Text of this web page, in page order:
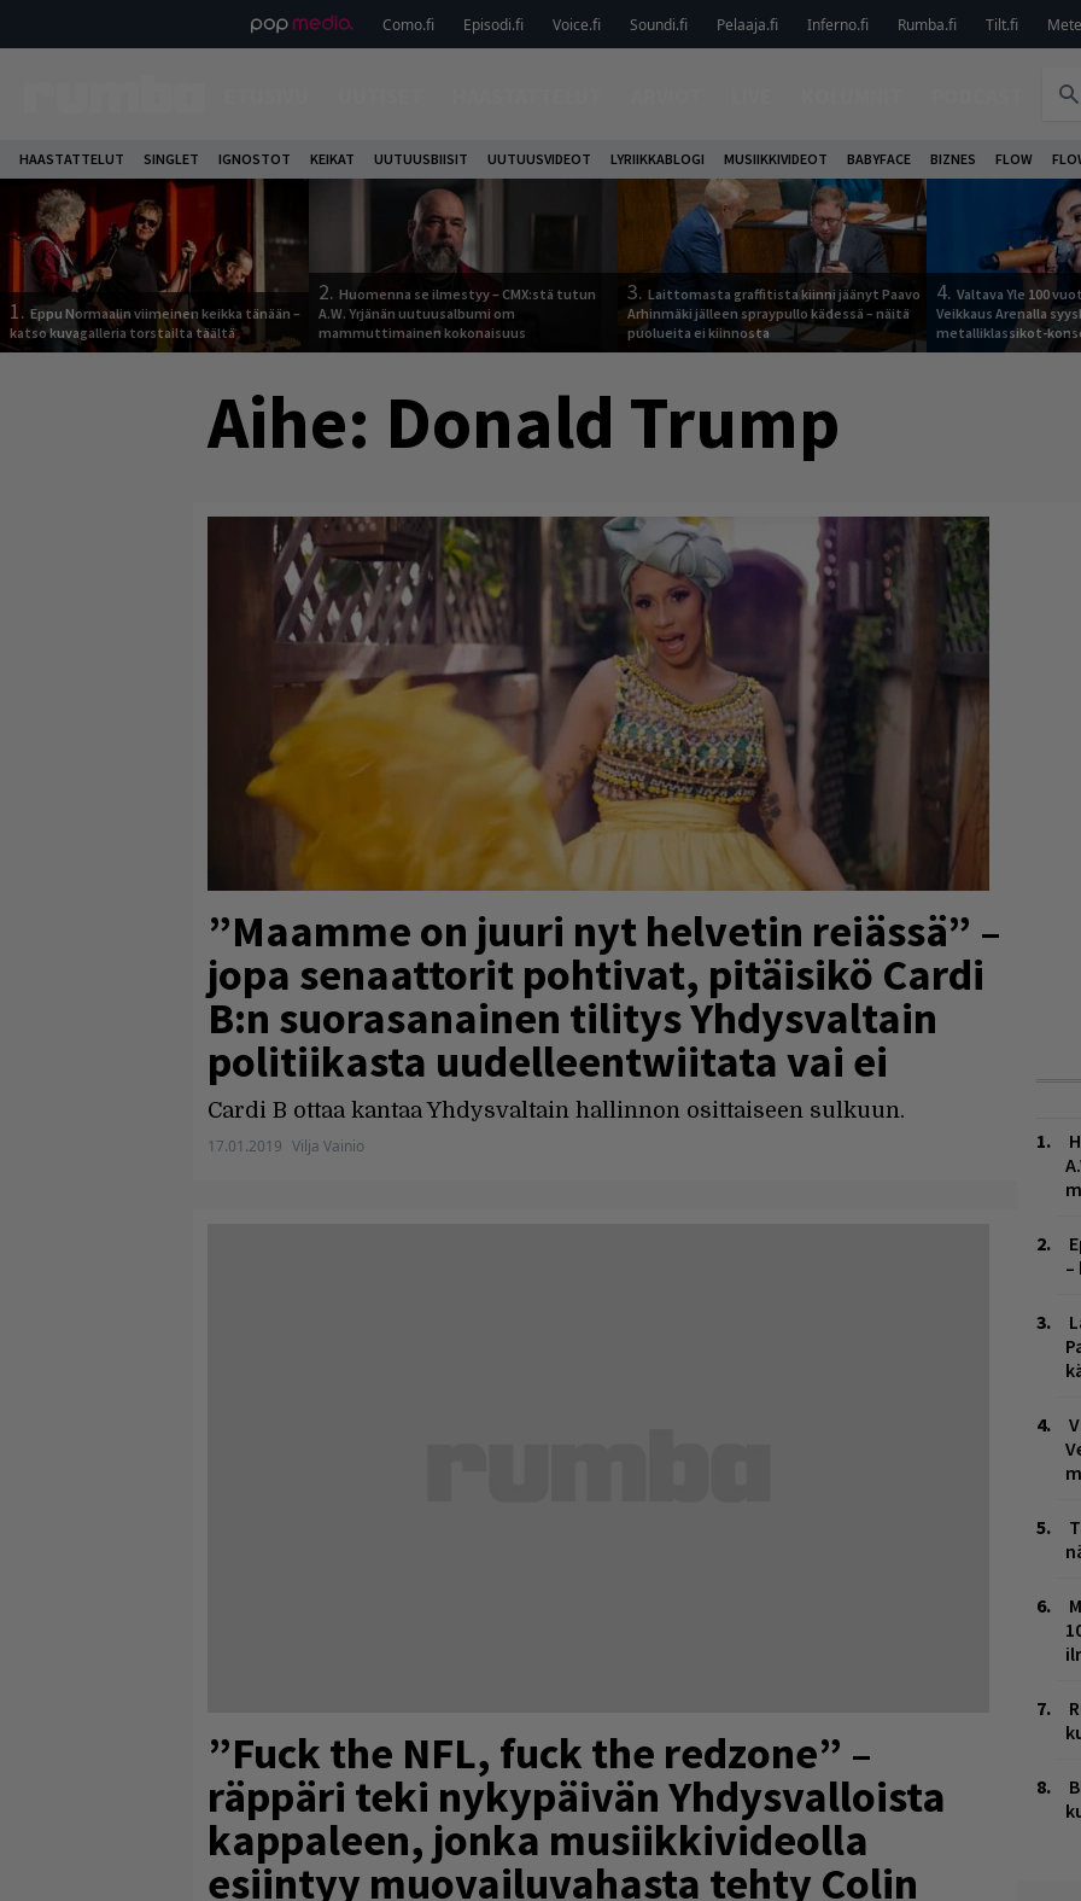
Como.fi Episodi.fi Voice.fi Soundi.fi Pelaaja.fi Inferno.fi Rumba.fi Tilt.fi
HAASTATTELUT SINGLET IGNOSTOT KEIKAT UUTUUSBIISIT UUTUUSVIDEOT LYRIIKKABLOGI MUSIIKKIVIDEOT BABYFACE BIZNES FLOW
1. Eppu Normaalin viimeinen keikka tänään –
katso kuvagalleria torstailta täältä
2. Huomenna se ilmestyy – CMX:stä tutun
A.W. Yrjänän uutuusalbumi om
mammuttimainen kokonaisuus
3. Laittomasta graffitista kiinni jäänyt Paavo
Arhinmäki jälleen spraypullo kädessä – näitä
puolueita ei kiinnosta
4. Valtava Yle 100
Veikkaus Arenalla
metalliklassikot-
Aihe: Donald Trump
”Maamme on juuri nyt helvetin reiässä” –
jopa senaattorit pohtivat, pitäisikö Cardi
B:n suorasanainen tilitys Yhdysvaltain
politiikasta uudelleentwiitata vai ei
Cardi B ottaa kantaa Yhdysvaltain hallinnon osittaiseen sulkuun.
17.01.2019 Vilja Vainio
”Fuck the NFL, fuck the redzone” –
räppäri teki nykypäivän Yhdysvalloista
kappaleen, jonka musiikkivideolla
esiintyy muovailuvahasta tehty Colin